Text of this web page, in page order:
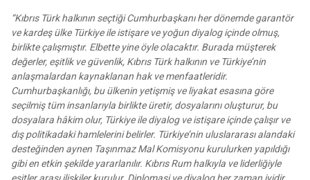
“Kıbrıs Türk halkının seçtiği Cumhurbaşkanı her dönemde garantör
ve kardeş ülke Türkiye ile istişare ve yoğun diyalog içinde olmuş,
birlikte çalışmıştır. Elbette yine öyle olacaktır. Burada müşterek
değerler, eşitlik ve güvenlik, Kıbrıs Türk halkının ve Türkiye’nin
anlaşmalardan kaynaklanan hak ve menfaatleridir.
Cumhurbaşkanlığı, bu ülkenin yetişmiş ve liyakat esasına göre
seçilmiş tüm insanlarıyla birlikte üretir, dosyalarını oluşturur, bu
dosyalara hâkim olur, Türkiye ile diyalog ve istişare içinde çalışır ve
dış politikadaki hamlelerini belirler. Türkiye’nin uluslararası alandaki
desteğinden aynen Taşınmaz Mal Komisyonu kurulurken yapıldığı
gibi en etkin şekilde yararlanılır. Kıbrıs Rum halkıyla ve liderliğiyle
eşitler arası ilişkiler kurulur. Diplomasi ve diyalog her zaman iyidir.